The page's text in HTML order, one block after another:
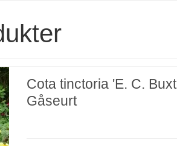
Cota tinctoria 'E. C.
Gåseurt